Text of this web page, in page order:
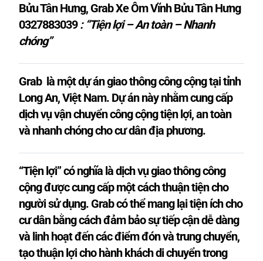
Bửu Tân Hưng, Grab Xe Ôm Vĩnh Bửu Tân Hưng
0327883039: “Tiện lợi – An toàn – Nhanh
chóng”
Grab là một dự án giao thông công cộng tại tỉnh
Long An, Việt Nam. Dự án này nhằm cung cấp
dịch vụ vận chuyển công cộng tiện lợi, an toàn
và nhanh chóng cho cư dân địa phương.
“Tiện lợi” có nghĩa là dịch vụ giao thông công
cộng được cung cấp một cách thuận tiện cho
người sử dụng. Grab có thể mang lại tiện ích cho
cư dân bằng cách đảm bảo sự tiếp cận dễ dàng
và linh hoạt đến các điểm đón và trung chuyển,
tạo thuận lợi cho hành khách di chuyển trong